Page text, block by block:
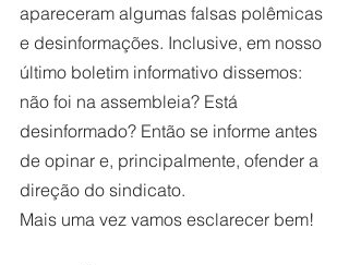
apareceram algumas falsas polêmicas
e desinformações. Inclusive, em nosso
último boletim informativo dissemos:
não foi na assembleia? Está
desinformado? Então se informe antes
de opinar e, principalmente, ofender a
direção do sindicato.
Mais uma vez vamos esclarecer bem!